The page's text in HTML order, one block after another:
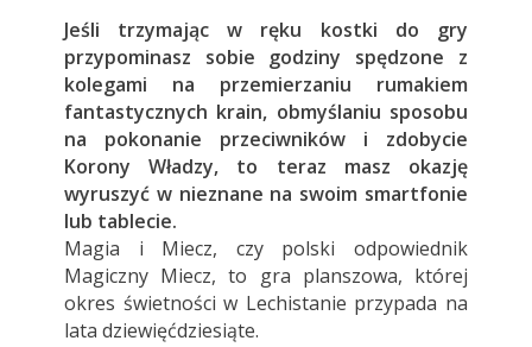
Jeśli trzymając w ręku kostki do gry
przypominasz sobie godziny spędzone z
kolegami na przemierzaniu rumakiem
fantastycznych krain, obmyślaniu sposobu
na pokonanie przeciwników i zdobycie
Korony Władzy, to teraz masz okazję
wyruszyć w nieznane na swoim smartfonie
lub tablecie.
Magia i Miecz, czy polski odpowiednik
Magiczny Miecz, to gra planszowa, której
okres świetności w Lechistanie przypada na
lata dziewięćdziesiąte.